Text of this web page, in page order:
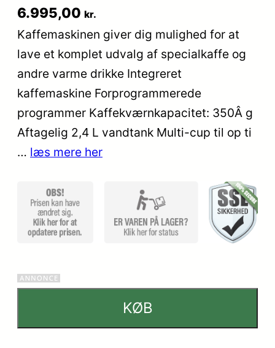
Bedømt
ud af 5
baseret
107
mmelser
6.995,00 kr.
Kaffemaskinen giver dig mulighed for at
lave et komplet udvalg af specialkaffe og
andre varme drikke Integreret
kaffemaskine Forprogrammerede
programmer Kaffekværnkapacitet: 350Â g
Aftagelig 2,4 L vandtank Multi-cup til op ti
… læs mere her
KØB